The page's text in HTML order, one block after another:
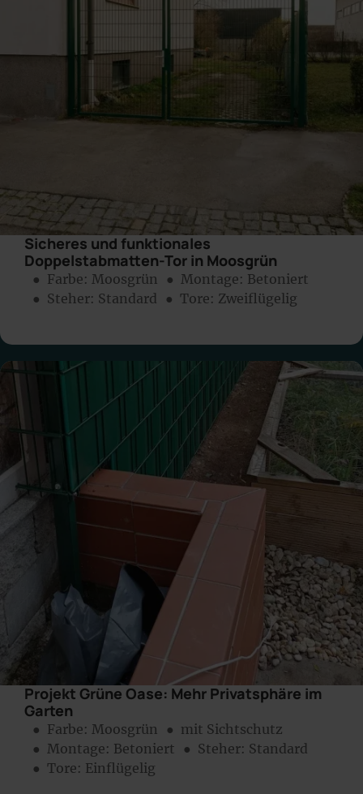
Sicheres und funktionales
Doppelstabmatten-Tor in Moosgrün
● Farbe: Moosgrün ● Montage: Betoniert
● Steher: Standard
● Tore: Zweiflügelig
Projekt Grüne Oase: Mehr Privatsphäre im
Garten
● Farbe: Moosgrün
● mit Sichtschutz
● Montage: Betoniert
● Steher: Standard
● Tore: Einflügelig